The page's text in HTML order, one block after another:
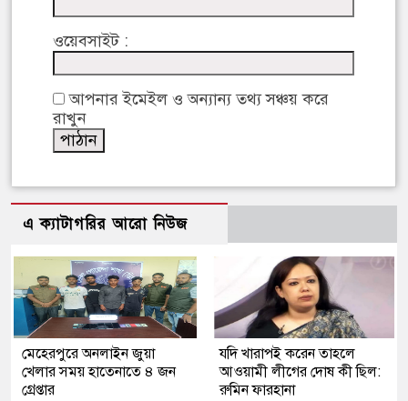
ওয়েবসাইট :
আপনার ইমেইল ও অন্যান্য তথ্য সঞ্চয় করে
রাখুন
এ ক্যাটাগরির আরো নিউজ
মেহেরপুরে অনলাইন জুয়া
খেলার সময় হাতেনাতে ৪ জন
গ্রেপ্তার
যদি খারাপই করেন তাহলে
আওয়ামী লীগের দোষ কী ছিল:
রুমিন ফারহানা